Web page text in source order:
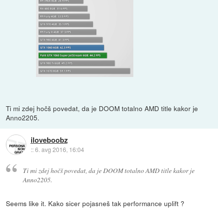
Ti mi zdej hočš povedat, da je DOOM totalno AMD title kakor je
Anno2205.
iloveboobz
::6. avg 2016, 16:04
Ti mi zdej hočš povedat, da je DOOM totalno AMD title kakor je
Anno2205.
Seems like it. Kako sicer pojasneš tak performance uplift ?